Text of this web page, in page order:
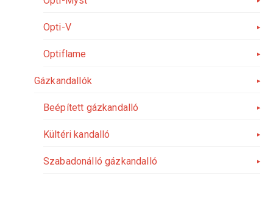
Opti-V
Optiflame
Gázkandallók
Beépített gázkandalló
Kültéri kandalló
Szabadonálló gázkandalló